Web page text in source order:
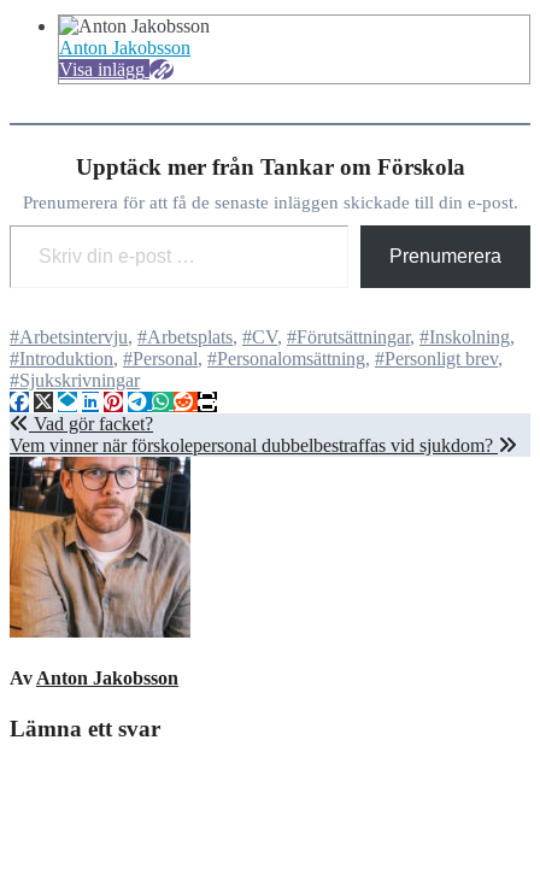
Anton Jakobsson
Visa inlägg
Upptäck mer från Tankar om Förskola
Prenumerera för att få de senaste inläggen skickade till din e-post.
Skriv din e-post …
Prenumerera
#Arbetsintervju, #Arbetsplats, #CV, #Förutsättningar, #Inskolning,
#Introduktion, #Personal, #Personalomsättning, #Personligt brev,
#Sjukskrivningar
Inläggsnavigering
Vad gör facket?
Vem vinner när förskolepersonal dubbelbestraffas vid sjukdom?
Av Anton Jakobsson
Lämna ett svar